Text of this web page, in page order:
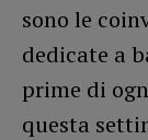
sono le
dedicate a
prime di
questa